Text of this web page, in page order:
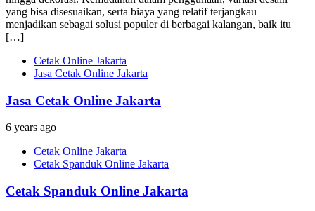
yang bisa disesuaikan, serta biaya yang relatif terjangkau
menjadikan sebagai solusi populer di berbagai kalangan, baik itu
[…]
Cetak Online Jakarta
Jasa Cetak Online Jakarta
Jasa Cetak Online Jakarta
6 years ago
Cetak Online Jakarta
Cetak Spanduk Online Jakarta
Cetak Spanduk Online Jakarta